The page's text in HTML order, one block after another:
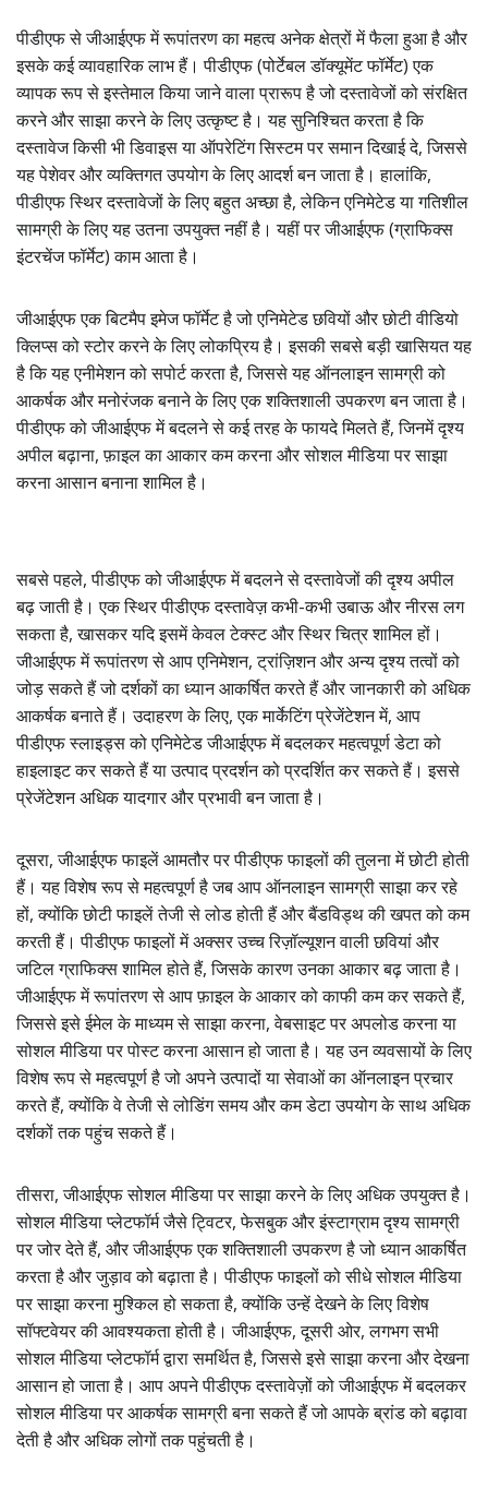
पीडीएफ से जीआईएफ में रूपांतरण का महत्व अनेक क्षेत्रों में फैला हुआ है और
इसके कई व्यावहारिक लाभ हैं। पीडीएफ (पोर्टेबल डॉक्यूमेंट फॉर्मेट) एक
व्यापक रूप से इस्तेमाल किया जाने वाला प्रारूप है जो दस्तावेजों को संरक्षित
करने और साझा करने के लिए उत्कृष्ट है। यह सुनिश्चित करता है कि
दस्तावेज किसी भी डिवाइस या ऑपरेटिंग सिस्टम पर समान दिखाई दे, जिससे
यह पेशेवर और व्यक्तिगत उपयोग के लिए आदर्श बन जाता है। हालांकि,
पीडीएफ स्थिर दस्तावेजों के लिए बहुत अच्छा है, लेकिन एनिमेटेड या गतिशील
सामग्री के लिए यह उतना उपयुक्त नहीं है। यहीं पर जीआईएफ (ग्राफिक्स
इंटरचेंज फॉर्मेट) काम आता है।
जीआईएफ एक बिटमैप इमेज फॉर्मेट है जो एनिमेटेड छवियों और छोटी वीडियो
क्लिप्स को स्टोर करने के लिए लोकप्रिय है। इसकी सबसे बड़ी खासियत यह
है कि यह एनीमेशन को सपोर्ट करता है, जिससे यह ऑनलाइन सामग्री को
आकर्षक और मनोरंजक बनाने के लिए एक शक्तिशाली उपकरण बन जाता है।
पीडीएफ को जीआईएफ में बदलने से कई तरह के फायदे मिलते हैं, जिनमें दृश्य
अपील बढ़ाना, फ़ाइल का आकार कम करना और सोशल मीडिया पर साझा
करना आसान बनाना शामिल है।
सबसे पहले, पीडीएफ को जीआईएफ में बदलने से दस्तावेजों की दृश्य अपील
बढ़ जाती है। एक स्थिर पीडीएफ दस्तावेज़ कभी-कभी उबाऊ और नीरस लग
सकता है, खासकर यदि इसमें केवल टेक्स्ट और स्थिर चित्र शामिल हों।
जीआईएफ में रूपांतरण से आप एनिमेशन, ट्रांज़िशन और अन्य दृश्य तत्वों को
जोड़ सकते हैं जो दर्शकों का ध्यान आकर्षित करते हैं और जानकारी को अधिक
आकर्षक बनाते हैं। उदाहरण के लिए, एक मार्केटिंग प्रेजेंटेशन में, आप
पीडीएफ स्लाइड्स को एनिमेटेड जीआईएफ में बदलकर महत्वपूर्ण डेटा को
हाइलाइट कर सकते हैं या उत्पाद प्रदर्शन को प्रदर्शित कर सकते हैं। इससे
प्रेजेंटेशन अधिक यादगार और प्रभावी बन जाता है।
दूसरा, जीआईएफ फाइलें आमतौर पर पीडीएफ फाइलों की तुलना में छोटी होती
हैं। यह विशेष रूप से महत्वपूर्ण है जब आप ऑनलाइन सामग्री साझा कर रहे
हों, क्योंकि छोटी फाइलें तेजी से लोड होती हैं और बैंडविड्थ की खपत को कम
करती हैं। पीडीएफ फाइलों में अक्सर उच्च रिज़ॉल्यूशन वाली छवियां और
जटिल ग्राफिक्स शामिल होते हैं, जिसके कारण उनका आकार बढ़ जाता है।
जीआईएफ में रूपांतरण से आप फ़ाइल के आकार को काफी कम कर सकते हैं,
जिससे इसे ईमेल के माध्यम से साझा करना, वेबसाइट पर अपलोड करना या
सोशल मीडिया पर पोस्ट करना आसान हो जाता है। यह उन व्यवसायों के लिए
विशेष रूप से महत्वपूर्ण है जो अपने उत्पादों या सेवाओं का ऑनलाइन प्रचार
करते हैं, क्योंकि वे तेजी से लोडिंग समय और कम डेटा उपयोग के साथ अधिक
दर्शकों तक पहुंच सकते हैं।
तीसरा, जीआईएफ सोशल मीडिया पर साझा करने के लिए अधिक उपयुक्त है।
सोशल मीडिया प्लेटफॉर्म जैसे ट्विटर, फेसबुक और इंस्टाग्राम दृश्य सामग्री
पर जोर देते हैं, और जीआईएफ एक शक्तिशाली उपकरण है जो ध्यान आकर्षित
करता है और जुड़ाव को बढ़ाता है। पीडीएफ फाइलों को सीधे सोशल मीडिया
पर साझा करना मुश्किल हो सकता है, क्योंकि उन्हें देखने के लिए विशेष
सॉफ्टवेयर की आवश्यकता होती है। जीआईएफ, दूसरी ओर, लगभग सभी
सोशल मीडिया प्लेटफॉर्म द्वारा समर्थित है, जिससे इसे साझा करना और देखना
आसान हो जाता है। आप अपने पीडीएफ दस्तावेज़ों को जीआईएफ में बदलकर
सोशल मीडिया पर आकर्षक सामग्री बना सकते हैं जो आपके ब्रांड को बढ़ावा
देती है और अधिक लोगों तक पहुंचती है।